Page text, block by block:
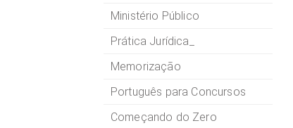
Ministério Público
Prática Jurídica_
Memorização
Português para Concursos
Começando do Zero